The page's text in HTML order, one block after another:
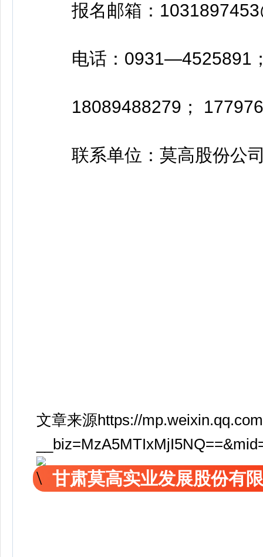
报名邮箱：
电话：0931—4525891
18089488279；
联系单位：莫高股份公司
文章来源https://
甘肃莫高实业发展股份有